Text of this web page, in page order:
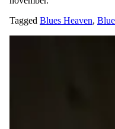
Tagged Blues Heaven,